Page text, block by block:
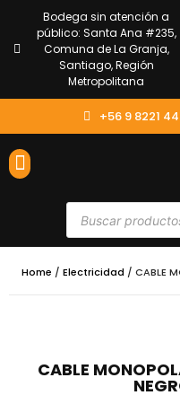
Bodega sin atención a
público: Santa Ana #235,
Comuna de La Granja,
Santiago, Región
Metropolitana
+56 9 8221
Home / Electricidad / CABLE
CABLE